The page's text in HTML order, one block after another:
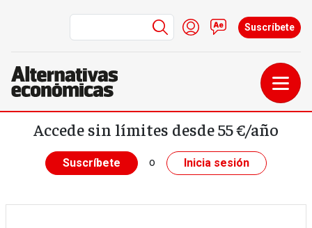
Pasar al contenido principal
Menú de cuenta de
Iniciar sesión
Contacto
Suscríbete
Accede sin límites desde 55 €/año
Suscríbete o Inicia sesión